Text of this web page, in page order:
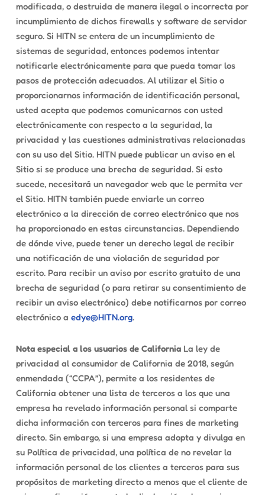
modificada, o destruida de manera ilegal o incorrecta por
incumplimiento de dichos firewalls y software de servidor
seguro. Si HITN se entera de un incumplimiento de
sistemas de seguridad, entonces podemos intentar
notificarle electrónicamente para que pueda tomar los
pasos de protección adecuados. Al utilizar el Sitio o
proporcionarnos información de identificación personal,
usted acepta que podemos comunicarnos con usted
electrónicamente con respecto a la seguridad, la
privacidad y las cuestiones administrativas relacionadas
con su uso del Sitio. HITN puede publicar un aviso en el
Sitio si se produce una brecha de seguridad. Si esto
sucede, necesitará un navegador web que le permita ver
el Sitio. HITN también puede enviarle un correo
electrónico a la dirección de correo electrónico que nos
ha proporcionado en estas circunstancias. Dependiendo
de dónde vive, puede tener un derecho legal de recibir
una notificación de una violación de seguridad por
escrito. Para recibir un aviso por escrito gratuito de una
brecha de seguridad (o para retirar su consentimiento de
recibir un aviso electrónico) debe notificarnos por correo
electrónico a edye@HITN.org.
Nota especial a los usuarios de CaliforniaLa ley de
privacidad al consumidor de California de 2018, según
enmendada (“CCPA”), permite a los residentes de
California obtener una lista de terceros a los que una
empresa ha revelado información personal si comparte
dicha información con terceros para fines de marketing
directo. Sin embargo, si una empresa adopta y divulga en
su Política de privacidad, una política de no revelar la
información personal de los clientes a terceros para sus
propósitos de marketing directo a menos que el cliente de